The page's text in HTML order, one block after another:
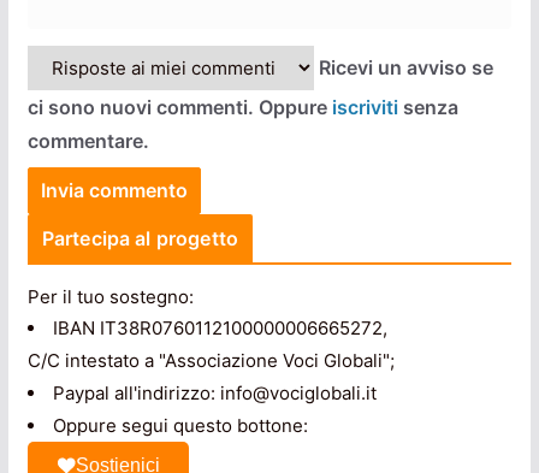
Ricevi un avviso se
ci sono nuovi commenti. Oppure iscrivitisenza
commentare.
Partecipa al progetto
Per il tuo sostegno:
IBAN IT38R0760112100000006665272,
C/C intestato a "Associazione Voci Globali";
Paypal all'indirizzo: info@vociglobali.it
Oppure segui questo bottone:
Sostienici